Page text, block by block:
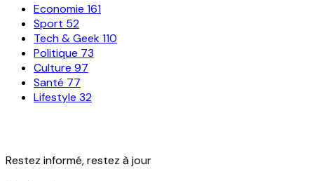
Economie 161
Sport 52
Tech & Geek110
Politique 73
Culture 97
Santé 77
Lifestyle 32
Restez informé, restez à jour